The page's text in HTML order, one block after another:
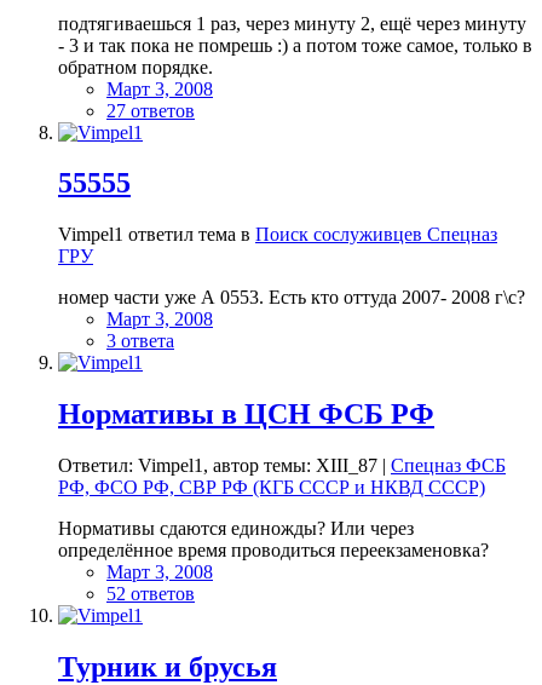
подтягиваешься 1 раз, через минуту 2, ещё через минуту
- 3 и так пока не помрешь :) а потом тоже самое, только в
обратном порядке.
Март 3, 2008
27 ответов
55555
Vimpel1 ответил тема в Поиск сослуживцев Спецназ
ГРУ
номер части уже А 0553. Есть кто оттуда 2007- 2008 г\с?
Март 3, 2008
3 ответа
Нормативы в ЦСН ФСБ РФ
Ответил: Vimpel1, автор темы: XIII_87 | Спецназ ФСБ
РФ, ФСО РФ, СВР РФ (КГБ СССР и НКВД СССР)
Нормативы сдаются единожды? Или через
определённое время проводиться переекзаменовка?
Март 3, 2008
52 ответов
Турник и брусья